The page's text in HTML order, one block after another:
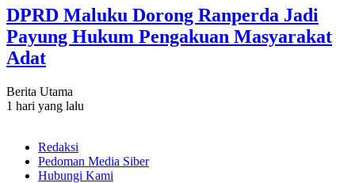
DPRD Maluku Dorong Ranperda Jadi
Payung Hukum Pengakuan Masyarakat
Adat
Berita Utama
1 hari yang lalu
Redaksi
Pedoman Media Siber
Hubungi Kami